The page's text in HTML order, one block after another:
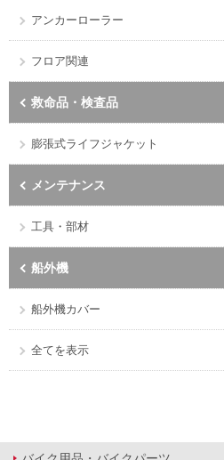
アンカーローラー
フロア関連
救命品・検査品
膨張式ライフジャケット
メンテナンス
工具・部材
船外機
船外機カバー
全てを表示